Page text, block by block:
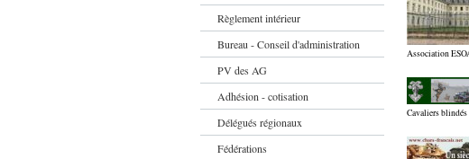
Règlement intérieur
Bureau - Conseil d'administration
PV des AG
Adhésion - cotisation
Délégués régionaux
Fédérations
Association
Cavaliers blindés